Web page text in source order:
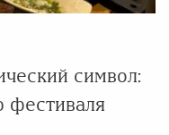
символ: